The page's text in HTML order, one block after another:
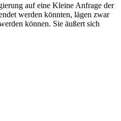
auf eine Kleine Anfrage der
werden könnten, lägen zwar
können. Sie äußert sich